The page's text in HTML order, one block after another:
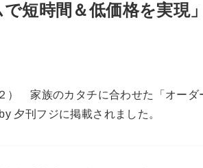
短時間＆低価格を実現」
） 家族のカタチに合わせた「オー
夕刊フジに掲載されました。